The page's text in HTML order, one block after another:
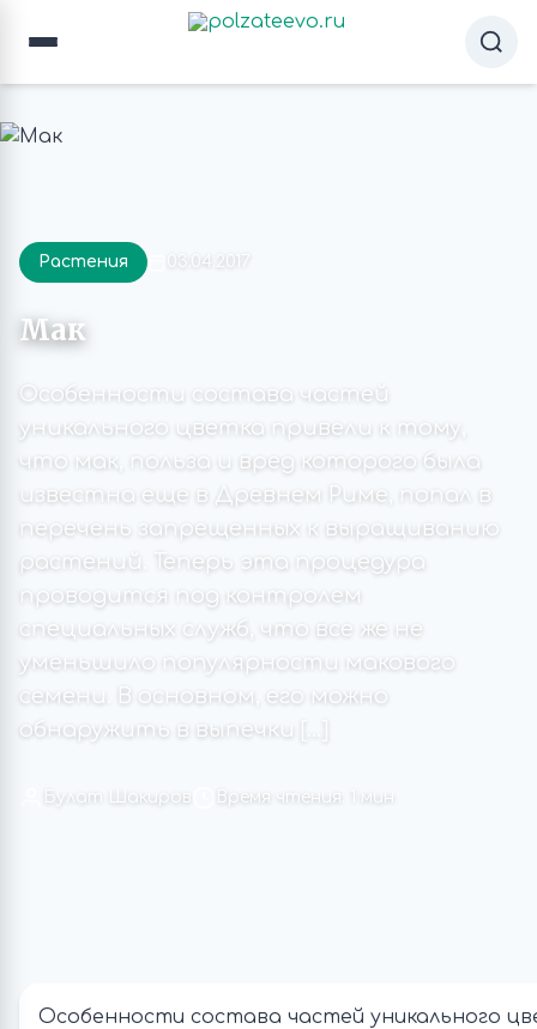
Растения 03.04.2017
Мак
Особенности состава частей
уникального цветка привели к тому,
что мак, польза и вред которого была
известна еще в Древнем Риме, попал в
перечень запрещенных к выращиванию
растений. Теперь эта процедура
проводится под контролем
специальных служб, что все же не
уменьшило популярности макового
семени. В основном, его можно
обнаружить в выпечки […]
Булат Шакиров Время чтения: 1 мин
Особенности состава частей уникального